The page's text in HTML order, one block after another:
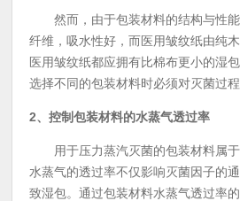
然而，由于包装材料的结构与性能
纤维，吸水性好，而医用皱纹纸由纯
医用皱纹纸都应拥有比棉布更小的湿
选择不同的包装材料时必须对灭菌过
2、控制包装材料的水蒸气透过率
用于压力蒸汽灭菌的包装材料属于
水蒸气的透过率不仅影响灭菌因子的
致湿包。通过包装材料水蒸气透过率